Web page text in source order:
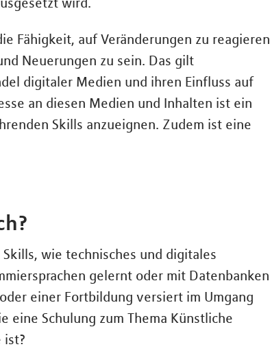
Fähigkeit, auf Veränderungen zu reagieren
Neuerungen zu sein. Das gilt
digitaler Medien und ihren Einfluss auf
an diesen Medien und Inhalten ist ein
Skills anzueignen. Zudem ist eine
wie technisches und digitales
gelernt oder mit Datenbanken
einer Fortbildung versiert im Umgang
eine Schulung zum Thema Künstliche
ist?